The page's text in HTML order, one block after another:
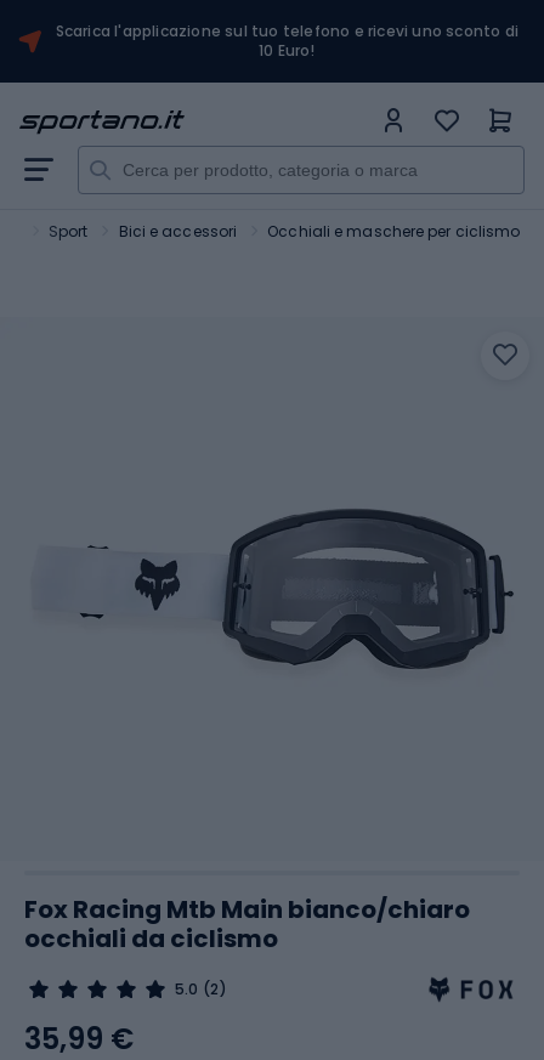
Scarica l'applicazione sul tuo telefono e ricevi uno sconto di
10 Euro!
Sport Bici e accessori Occhiali e maschere per ciclismo
Fox Racing Mtb Main bianco/chiaro
occhiali da ciclismo
5.0 (2)
35,99 €